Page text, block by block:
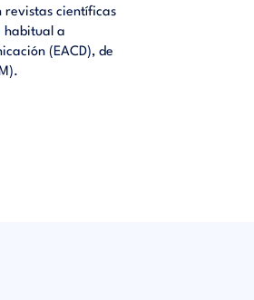
revistas científicas
habitual a
(EACD), de